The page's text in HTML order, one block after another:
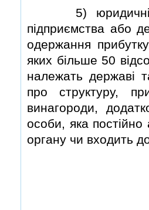
5) юридичнi
пiдприємства або
одержання
яких бiльше 50
належать державi
про структуру,
винагороди,
особи, яка постiйно
органу чи входить